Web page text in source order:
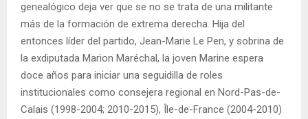
genealógico deja ver que se no se trata de una militante
más de la formación de extrema derecha. Hija del
entonces líder del partido, Jean-Marie Le Pen, y sobrina de
la exdiputada Marion Maréchal, la joven Marine espera
doce años para iniciar una seguidilla de roles
institucionales como consejera regional en Nord-Pas-de-
Calais (1998-2004; 2010-2015), Île-de-France (2004-2010)